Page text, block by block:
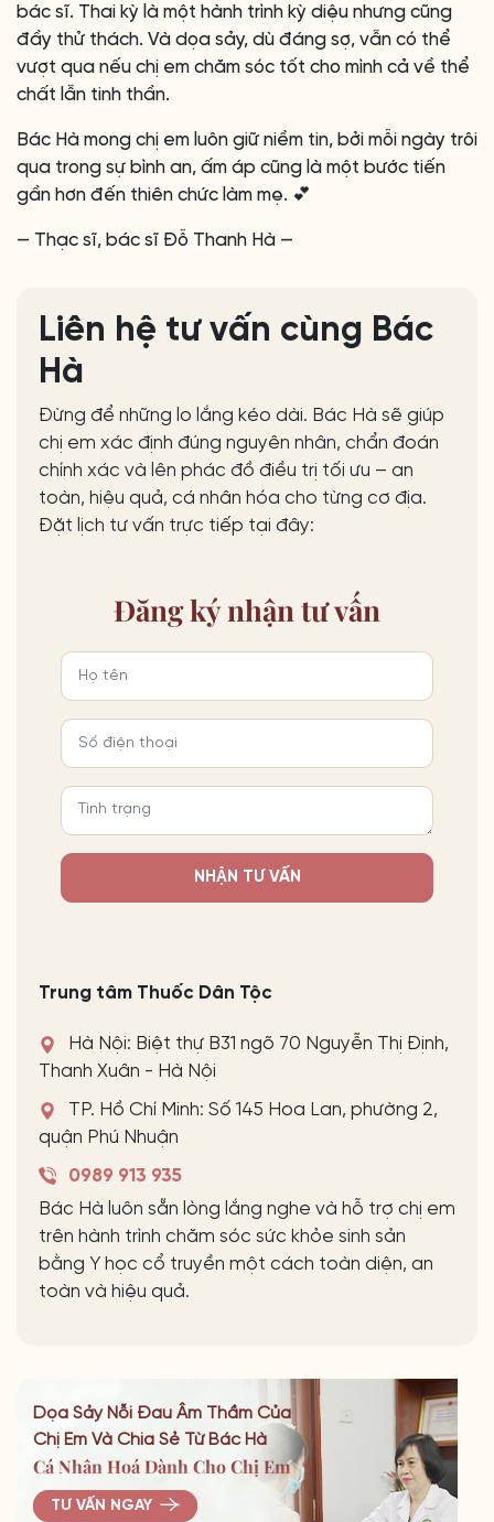
bác sĩ. Thai kỳ là một hành trình kỳ diệu nhưng cũng
đầy thử thách. Và dọa sảy, dù đáng sợ, vẫn có thể
vượt qua nếu chị em chăm sóc tốt cho mình cả về thể
chất lẫn tinh thần.
Bác Hà mong chị em luôn giữ niềm tin, bởi mỗi ngày trôi
qua trong sự bình an, ấm áp cũng là một bước tiến
gần hơn đến thiên chức làm mẹ. 💕
— Thạc sĩ, bác sĩ Đỗ Thanh Hà —
Liên hệ tư vấn cùng Bác
Hà
Đừng để những lo lắng kéo dài. Bác Hà sẽ giúp
chị em xác định đúng nguyên nhân, chẩn đoán
chính xác và lên phác đồ điều trị tối ưu – an
toàn, hiệu quả, cá nhân hóa cho từng cơ địa.
Đặt lịch tư vấn trực tiếp tại đây:
Đăng kýnhận tư vấn
NHẬN TƯ VẤN
Trung tâm Thuốc Dân Tộc
Hà Nội: Biệt thự B31 ngõ 70 Nguyễn Thị Định,
Thanh Xuân - Hà Nội
TP. Hồ Chí Minh: Số 145 Hoa Lan, phường 2,
quận Phú Nhuận
0989 913 935
Bác Hà luôn sẵn lòng lắng nghe và hỗ trợ chị em
trên hành trình chăm sóc sức khỏe sinh sản
bằng Y học cổ truyền một cách toàn diện, an
toàn và hiệu quả.
Dọa Sảy Nỗi Đau Âm Thầm Của
Chị Em Và Chia Sẻ Từ Bác Hà
Cá Nhân Hoá Dành Cho Chị Em
TƯ VẤN NGAY